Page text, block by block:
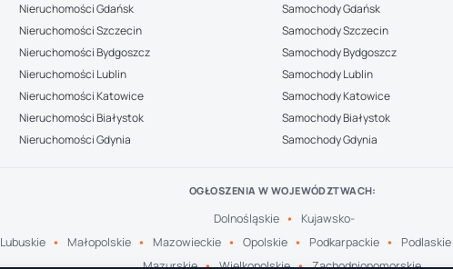
Nieruchomości Gdańsk
Nieruchomości Szczecin
Nieruchomości Bydgoszcz
Nieruchomości Lublin
Nieruchomości Katowice
Nieruchomości Białystok
Nieruchomości Gdynia
Samochody Gdańsk
Samochody Szczecin
Samochody Bydgoszcz
Samochody Lublin
Samochody Katowice
Samochody Białystok
Samochody Gdynia
OGŁOSZENIA W WOJEWÓDZTWACH:
Dolnośląskie
Kujawsko-
Lubuskie Małopolskie Mazowieckie Opolskie Podkarpackie Podlaskie
Mazurskie
Wielkopolskie Zachodniopomorskie